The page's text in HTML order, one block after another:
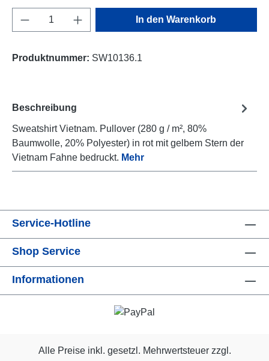
Produkt Anzahl: Gib den gewünschten
In den Warenkorb
Produktnummer: SW10136.1
Beschreibung
Sweatshirt Vietnam. Pullover (280 g / m², 80%
Baumwolle, 20% Polyester) in rot mit gelbem Stern der
Vietnam Fahne bedruckt. Mehr
Service-Hotline
Shop Service
Informationen
Alle Preise inkl. gesetzl. Mehrwertsteuer zzgl.